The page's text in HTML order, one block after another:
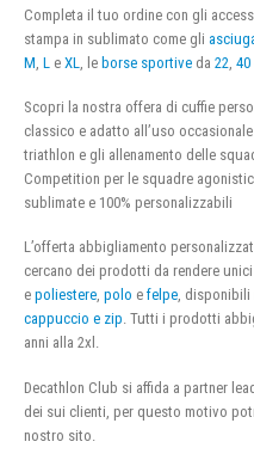
Completa il tuo ordine con gli
stampa in sublimato come gli
M L e XL , le borse sportive da 22 40
Scopri la nostra offera di cuffie
classico e adatto all’uso
triathlon e gli allenamento delle
Competition per le squadre
sublimate e 100% personalizzabili
L’offerta abbigliamento
cercano dei prodotti da rendere
e poliestere, polo e felpe, disponibili
cappuccio e zip. Tutti i prodotti
anni alla 2xl.
Decathlon Club si affida a partner
dei sui clienti, per questo motivo
nostro sito.